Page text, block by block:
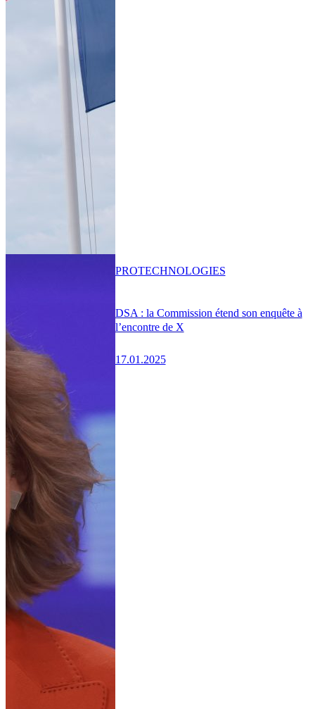
DSA : la Commission étend son enquête à
l’encontre de X
17.01.2025
PROTECHNOLOGIES